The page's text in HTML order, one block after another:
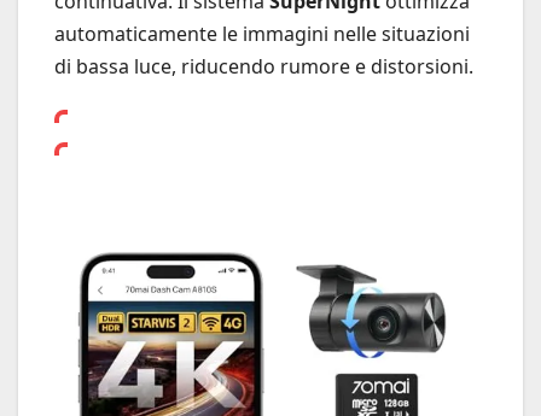
automaticamente le immagini nelle situazioni
di bassa luce, riducendo rumore e distorsioni.